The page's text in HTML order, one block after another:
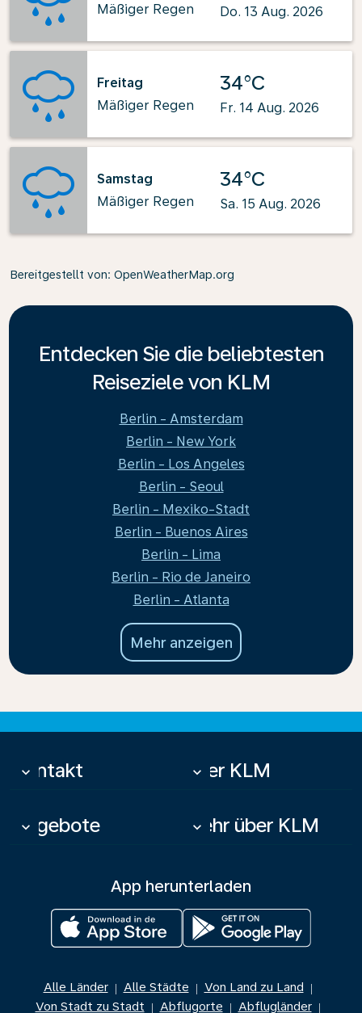
Mäßiger Regen
Do. 13 Aug. 2026
Freitag
Mäßiger Regen
34°C
Fr. 14 Aug. 2026
Samstag
Mäßiger Regen
34°C
Sa. 15 Aug. 2026
Bereitgestellt von: OpenWeatherMap.org
Entdecken Sie die beliebtesten
Reiseziele von KLM
Berlin - Amsterdam
Berlin - New York
Berlin - Los Angeles
Berlin - Seoul
Berlin - Mexiko-Stadt
Berlin - Buenos Aires
Berlin - Lima
Berlin - Rio de Janeiro
Berlin - Atlanta
Mehr anzeigen
Kontakt
keyboard_arrow_down Über KLM
keyboard_arrow_down
Angebote
keyboard_arrow_down Mehr über KLM
keyboard_arrow_down
App herunterladen
Alle Länder | Alle Städte | Von Land zu Land |
Von Stadt zu Stadt | Abflugorte | Abflugländer |